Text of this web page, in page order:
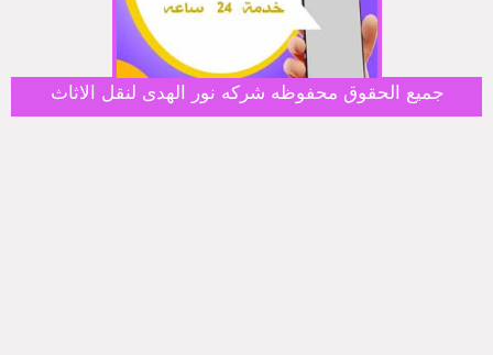
جميع الحقوق محفوظه شركه نور الهدى لنقل الاثاث